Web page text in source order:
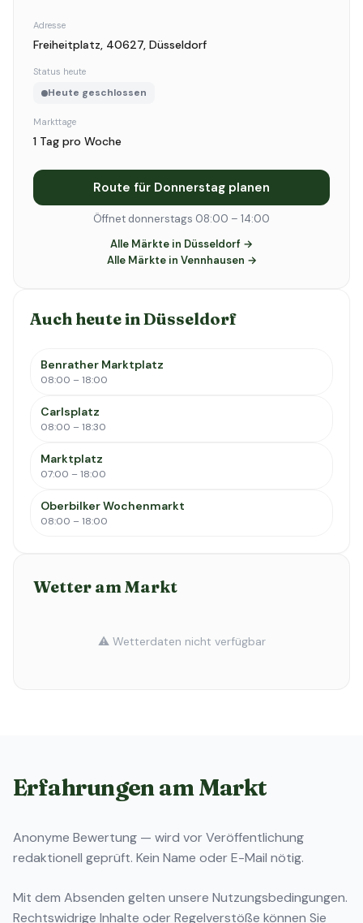
Adresse
Freiheitplatz, 40627, Düsseldorf
Status heute
Heute geschlossen
Markttage
1 Tag pro Woche
Route für Donnerstag planen
Öffnet donnerstags 08:00 – 14:00
Alle Märkte in Düsseldorf →
Alle Märkte in Vennhausen →
Auch heute in Düsseldorf
Benrather Marktplatz
08:00 – 18:00
Carlsplatz
08:00 – 18:30
Marktplatz
07:00 – 18:00
Oberbilker Wochenmarkt
08:00 – 18:00
Wetter am Markt
⚠️ Wetterdaten nicht verfügbar
Erfahrungen am Markt
Anonyme Bewertung — wird vor Veröffentlichung
redaktionell geprüft. Kein Name oder E-Mail nötig.
Mit dem Absenden gelten unsere Nutzungsbedingungen.
Rechtswidrige Inhalte oder Regelverstöße können Sie